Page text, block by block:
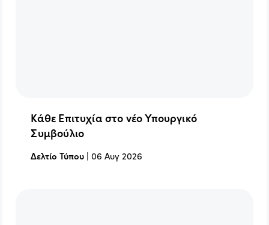
Κάθε Επιτυχία στο νέο Υπουργικό
Συμβούλιο
Δελτίο Τύπου |06 Αυγ 2026